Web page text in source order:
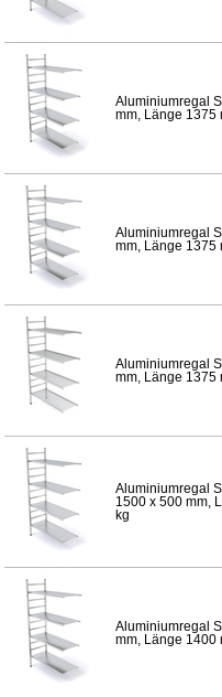
Aluminiumregal
mm, Länge 1375
Aluminiumregal
mm, Länge 1375
Aluminiumregal
mm, Länge 1375
Aluminiumregal
1500 x 500 mm,
kg
Aluminiumregal
mm, Länge 1400